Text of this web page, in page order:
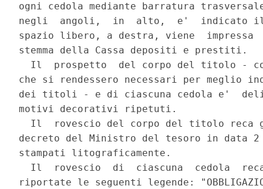
ogni cedola mediante barratura
negli  angoli,  in  alto,  e'  indicato il
spazio libero, a destra, viene
stemma della Cassa depositi e prestiti.
Il  prospetto  del corpo del titolo -
che si rendessero necessari per meglio
dei titoli - e di ciascuna cedola e'
motivi decorativi ripetuti.
Il  rovescio del corpo del titolo reca
decreto del Ministro del tesoro in data
stampati litograficamente.
Il  rovescio  di  ciascuna  cedola
riportate le seguenti legende: